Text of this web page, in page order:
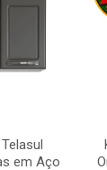
em Aço